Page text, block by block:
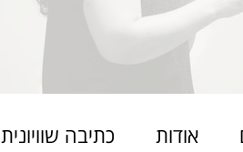
אודות כתיבה שוויונית